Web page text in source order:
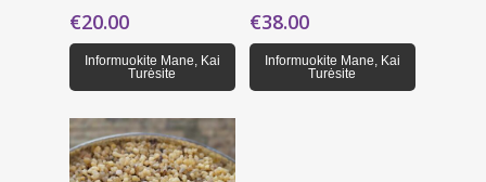
€20.00
Informuokite Mane, Kai
Turėsite
€38.00
Informuokite Mane, Kai
Turėsite